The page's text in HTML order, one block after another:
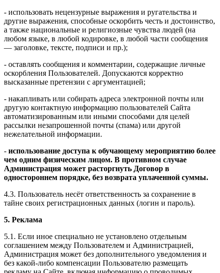
- использовать нецензурные выражения и ругательства и
другие выражения, способные оскорбить честь и достоинство,
а также национальные и религиозные чувства людей (на
любом языке, в любой кодировке, в любой части сообщения
— заголовке, тексте, подписи и пр.);
- оставлять сообщения и комментарии, содержащие личные
оскорбления Пользователей. Допускаются корректно
высказанные претензии с аргументацией;
- накапливать или собирать адреса электронной почты или
другую контактную информацию пользователей Сайта
автоматизированным или иными способами для целей
рассылки незапрошенной почты (спама) или другой
нежелательной информации.
- использование доступа к обучающему мероприятию более
чем одним физическим лицом. В противном случае
Администрация может расторгнуть Договор в
одностороннем порядке, без возврата уплаченной суммы.
4.3. Пользователь несёт ответственность за сохранение в
тайне своих регистрационных данных (логин и пароль).
5. Реклама
5.1. Если иное специально не установлено отдельным
соглашением между Пользователем и Администрацией,
Администрация может без дополнительного уведомления и
без какой-либо компенсации Пользователю размещать